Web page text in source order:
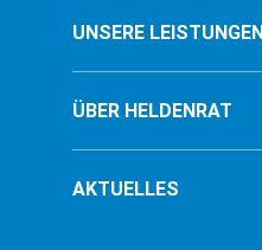
UNSERE LEISTUNGEN
ÜBER HELDENRAT
AKTUELLES